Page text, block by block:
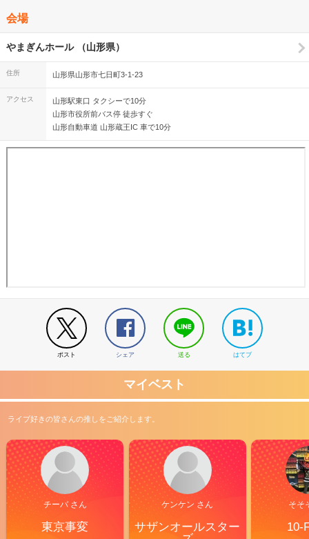
会場
やまぎんホール （山形県）
住所 山形県山形市七日町3-1-23
アクセス
山形駅東口 タクシーで10分
山形市役所前バス停 徒歩すぐ
山形自動車道 山形蔵王IC 車で10分
ポスト シェア 送る はてブ
マイベスト
ライブ好きの皆さんの推しをご紹介します。
チーバ さん
東京事変
ケンケン さん
サザンオールスター
そそ
10-